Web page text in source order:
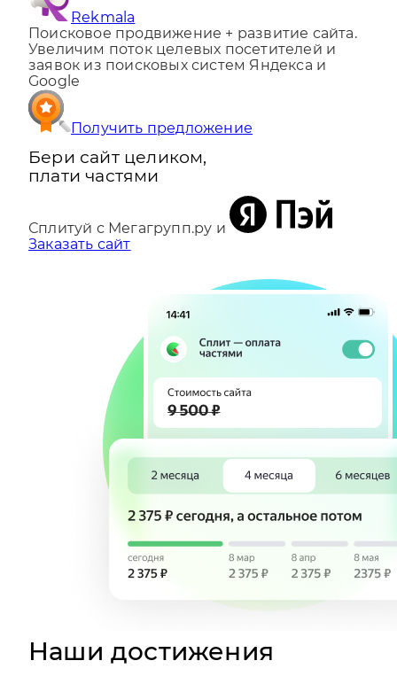
Поисковое продвижение + развитие сайта.
Увеличим поток целевых посетителей и
заявок из поисковых систем Яндекса и
Google
Бери сайт целиком,
плати частями
Заказать сайт
Наши достижения